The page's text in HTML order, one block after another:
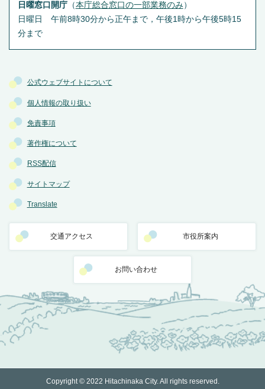
公式ウェブサイトについて
個人情報の取り扱い
免責事項
著作権について
RSS配信
サイトマップ
Translate
交通アクセス 市役所案内
お問い合わせ
日曜窓口開庁（本庁総合窓口の一部業務のみ ）
日曜日 午前8時30分から正午まで，午後1時から午後5時15
分まで
Copyright © 2022 Hitachinaka City. All rights reserved.